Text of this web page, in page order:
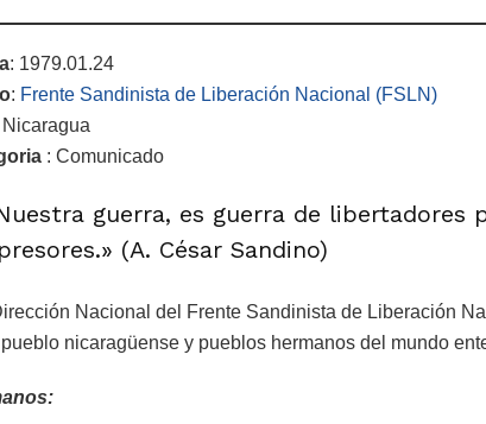
: 1979.01.24
: Frente Sandinista de Liberación Nacional (FSLN)
Nicaragua
: Comunicado
guerra, es guerra de libertadores
(A. César Sandino)
Nacional del Frente Sandinista de Liberación
nicaragüense y pueblos hermanos del mundo